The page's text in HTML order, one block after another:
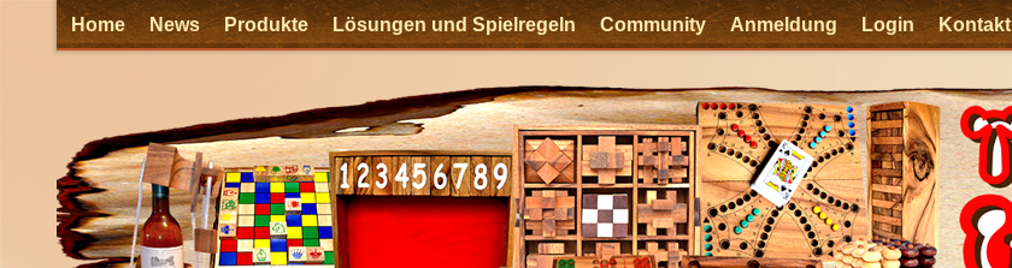
Home News Produkte Lösungen und Spielregeln Community Anmeldung Login Kontakt